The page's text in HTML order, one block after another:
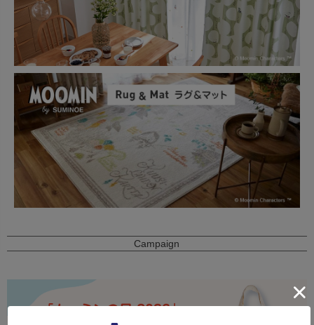
Campaign